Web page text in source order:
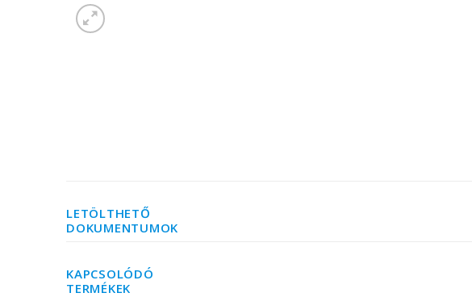
LETÖLTHETŐ
DOKUMENTUMOK
KAPCSOLÓDÓ
TERMÉKEK